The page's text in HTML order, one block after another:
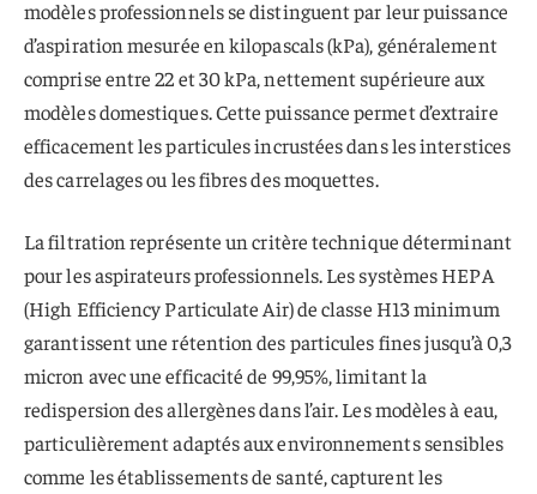
modèles professionnels se distinguent par leur puissance
d’aspiration mesurée en kilopascals (kPa), généralement
comprise entre 22 et 30 kPa, nettement supérieure aux
modèles domestiques. Cette puissance permet d’extraire
efficacement les particules incrustées dans les interstices
des carrelages ou les fibres des moquettes.
La filtration représente un critère technique déterminant
pour les aspirateurs professionnels. Les systèmes HEPA
(High Efficiency Particulate Air) de classe H13 minimum
garantissent une rétention des particules fines jusqu’à 0,3
micron avec une efficacité de 99,95%, limitant la
redispersion des allergènes dans l’air. Les modèles à eau,
particulièrement adaptés aux environnements sensibles
comme les établissements de santé, capturent les